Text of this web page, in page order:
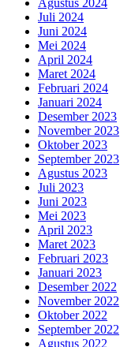
Juli 2024
Juni 2024
Mei 2024
April 2024
Maret 2024
Februari 2024
Januari 2024
Desember 2023
November 2023
Oktober 2023
September 2023
Agustus 2023
Juli 2023
Juni 2023
Mei 2023
April 2023
Maret 2023
Februari 2023
Januari 2023
Desember 2022
November 2022
Oktober 2022
September 2022
Agustus 2022